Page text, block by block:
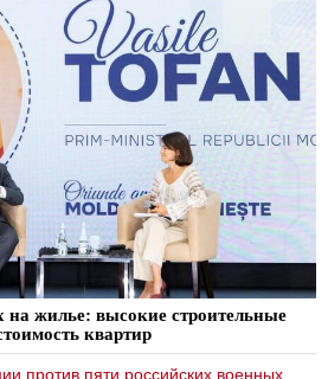
на жилье: высокие строительные
квартир